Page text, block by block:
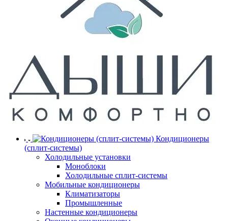
Кондиционеры
(сплит-системы)
Холодильные установки
Моноблоки
Холодильные сплит-системы
Мобильные кондиционеры
Климатизаторы
Промышленные
Настенные кондиционеры